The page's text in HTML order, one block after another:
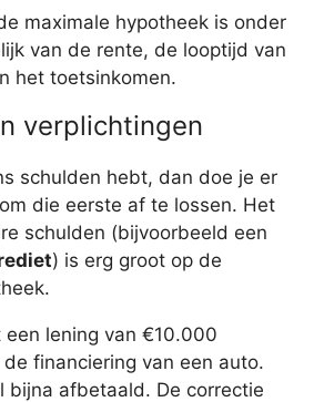
maximale hypotheek is onder
van de rente, de looptijd van
het toetsinkomen.
verplichtingen
schulden hebt, dan doe je er
die eerste af te lossen. Het
schulden (bijvoorbeeld een
) is erg groot op de
lening van €10.000
financiering van een auto.
bijna afbetaald. De correctie